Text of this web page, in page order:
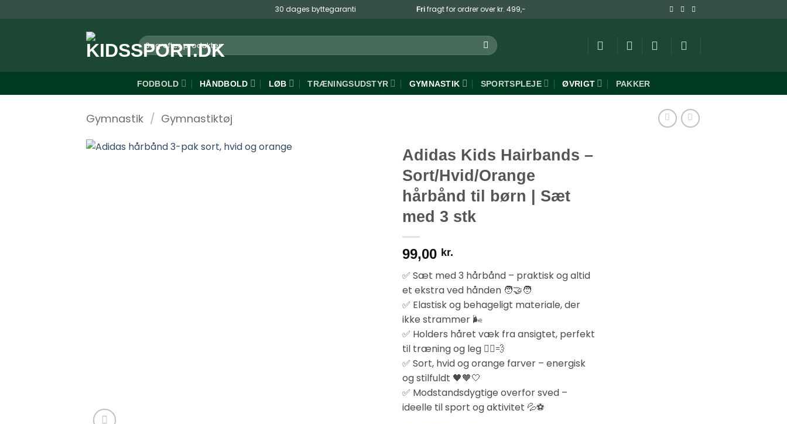
til
30 dages byttegaranti Fri fragt for ordrer over kr. 499,-
Søg
efter:
FODBOLD HÅNDBOLD LØB TRÆNINGSUDSTYR GYMNASTIK SPORTSPLEJE ØVRIGT PAKKER
Gymnastik / Gymnastiktøj
Adidas Kids Hairbands –
Sort/Hvid/Orange
hårbånd til børn | Sæt
med 3 stk
99,00 kr.
✅ Sæt med 3 hårbånd – praktisk og altid
et ekstra ved hånden 🧑‍🤝‍🧑
✅ Elastisk og behageligt materiale, der
ikke strammer 🌬️
✅ Holders håret væk fra ansigtet, perfekt
til træning og leg 🏃‍♀️💨
✅ Sort, hvid og orange farver – energisk
og stilfuldt 🖤🧡🤍
✅ Modstandsdygtige overfor sved –
ideelle til sport og aktivitet 💦⚽